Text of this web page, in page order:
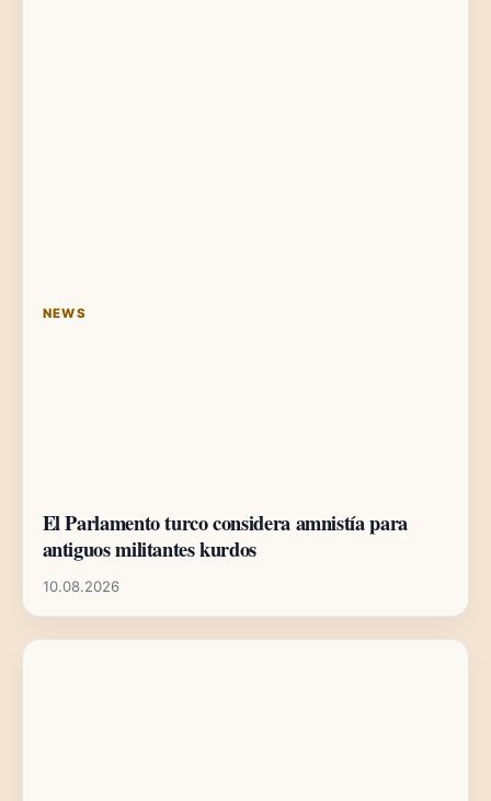
NEWS
El Parlamento turco considera amnistía para
antiguos militantes kurdos
10.08.2026